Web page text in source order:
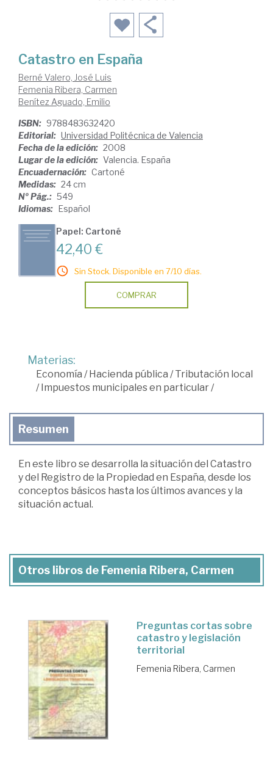
Catastro en España
Berné Valero, José Luis
Femenia Ribera, Carmen
Benítez Aguado, Emilio
ISBN: 9788483632420
Editorial: Universidad Politécnica de Valencia
Fecha de la edición: 2008
Lugar de la edición: Valencia. España
Encuadernación: Cartoné
Medidas: 24 cm
Nº Pág.: 549
Idiomas: Español
Papel: Cartoné
42,40 €
Sin Stock. Disponible en 7/10 días.
COMPRAR
Materias:
Economía /Hacienda pública /Tributación local
/Impuestos municipales en particular/
Resumen
En este libro se desarrolla la situación del Catastro
y del Registro de la Propiedad en España, desde los
conceptos básicos hasta los últimos avances y la
situación actual.
Otros libros de Femenia Ribera, Carmen
Preguntas cortas sobre
catastro y legislación
territorial
Femenia Ribera, Carmen